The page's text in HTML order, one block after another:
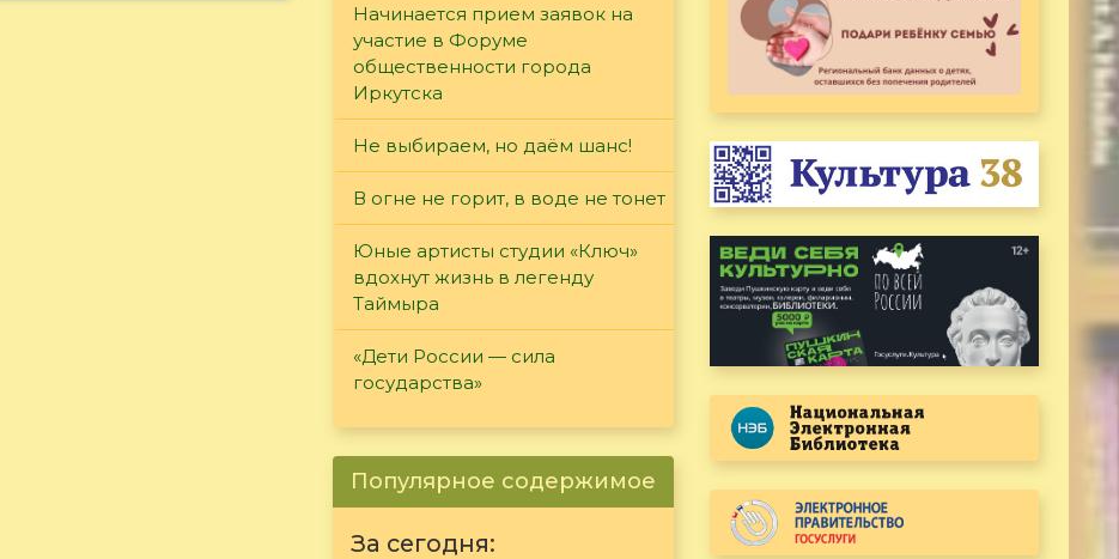
Начинается прием заявок на
участие в Форуме
общественности города
Иркутска
Не выбираем, но даём шанс!
В огне не горит, в воде не тонет
Юные артисты студии «Ключ»
вдохнут жизнь в легенду
Таймыра
«Дети России — сила
государства»
Популярное содержимое
За сегодня: